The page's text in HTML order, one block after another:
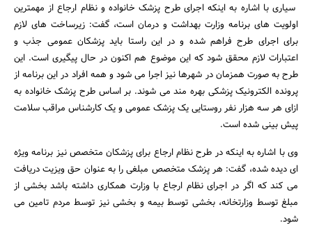
سیاری با اشاره به اینکه اجرای طرح پزشک خانواده و نظام ارجاع از مهمترین
اولویت های برنامه وزارت بهداشت و درمان است، گفت: زیرساخت های لازم
برای اجرای طرح فراهم شده و در این راستا باید پزشکان عمومی جذب و
اعتبارات لازم محقق شود که این موضوع هم اکنون در حال پیگیری است. این
طرح به صورت همزمان در شهرها نیز اجرا می شود و همه افراد در این برنامه از
پرونده الکترونیک پزشکی بهره مند می شوند. بر اساس طرح پزشک خانواده به
ازای هر سه هزار نفر روستایی یک پزشک عمومی و یک کارشناس مراقب سلامت
پیش بینی شده است.
وی با اشاره به اینکه در طرح نظام ارجاع برای پزشکان متخصص نیز برنامه ویژه
ای دیده شده، گفت: هر پزشک متخصص مبلغی را به عنوان حق ویزیت دریافت
می کند که اگر در اجرای نظام ارجاع با وزارت همکاری داشته باشد بخشی از
مبلغ توسط وزارتخانه، بخشی توسط بیمه و بخشی نیز توسط مردم تامین می
شود.